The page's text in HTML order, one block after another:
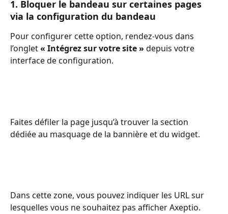
1. Bloquer le bandeau sur certaines pages
via la configuration du bandeau
Pour configurer cette option, rendez-vous dans
l’onglet « Intégrez sur votre site » depuis votre
interface de configuration.
Faites défiler la page jusqu’à trouver la section
dédiée au masquage de la bannière et du widget.
Dans cette zone, vous pouvez indiquer les URL sur
lesquelles vous ne souhaitez pas afficher Axeptio.